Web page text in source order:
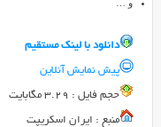
و …
دانلود با لينک مستقيم
پیش نمایش آنلاین
حجم فايل : 3.29 مگابایت
منبع : ایران اسکریپت